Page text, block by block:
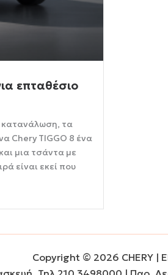
επταθέσιο
κατανάλωση, τα
Chery TIGGO 8 ένα
μια τσάντα με
είναι εκεί που
Copyright © 2026 CHERY |